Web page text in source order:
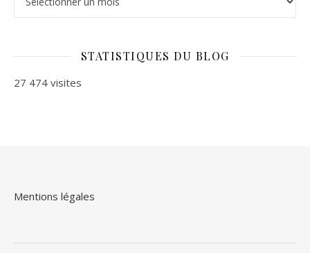
STATISTIQUES DU BLOG
27 474 visites
Mentions légales